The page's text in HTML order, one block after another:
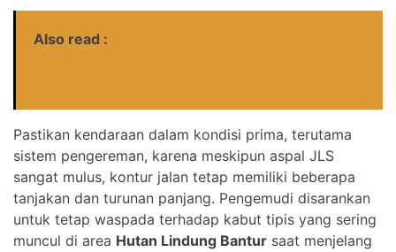
Also read :
Pastikan kendaraan dalam kondisi prima, terutama
sistem pengereman, karena meskipun aspal JLS
sangat mulus, kontur jalan tetap memiliki beberapa
tanjakan dan turunan panjang. Pengemudi disarankan
untuk tetap waspada terhadap kabut tipis yang sering
muncul di area Hutan Lindung Bantur saat menjelang